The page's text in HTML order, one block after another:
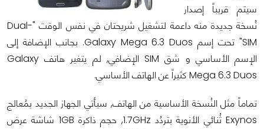
سيتم قريباً إصدار
نُسخة جديدة منه داعمة لتشغيل شريحتان في نفس الوقت "Dual-
SIM" تحت إسم Galaxy Mega 6.3 Duos. بجانب الإضافة إلى
الإسم الأساسي و شق SIM الإضافي, لم يتغير هاتف Galaxy
Mega 6.3 Duos كثيراً عن الهاتف الأساسي.
تماماً مثل النُسخة الأساسية من الهاتف, سيأتي الجهاز الجديد بمُعالج
Exynos ثُنائي الأنوية بتردُد 1.7GHz, حجم ذاكرة 1GB شاشة عرض